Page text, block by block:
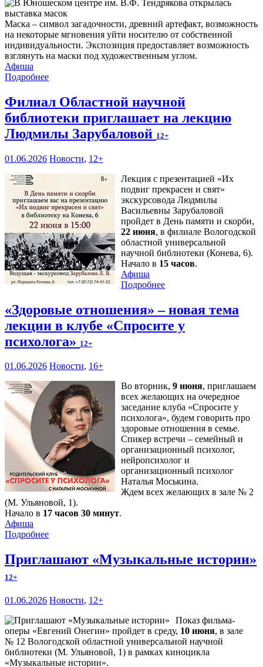
Маска – символ загадочности, древний артефакт, возможность
на некоторые мгновения уйти носителю от собственной
индивидуальности. Экспозиция предоставляет возможность
взглянуть на маски под художественным углом.
Афиша
Подробнее
Филиал Областной научной
библиотеки приглашает на лекцию
Людмилы Зарубаловой 12+
01.06.2026 Новости, 12+
Лекция с презентацией «Их
подвиг прекрасен и свят»
экскурсовода Людмилы
Васильевны Зарубаловой
пройдет в День памяти и скорби,
22 июня, в филиале Вологодской
областной универсальной
научной библиотеки (Конева, 6).
Начало в 15 часов.
Афиша
Подробнее
«Здоровые отношения» – новая тема
лекции в клубе «Спросите у
психолога» 12+
01.06.2026 Новости, 16+
Во вторник, 9 июня, приглашаем
всех желающих на очередное
заседание клуба «Спросите у
психолога», будем говорить про
здоровые отношения в семье.
Спикер встречи – семейный и
организационный психолог,
нейропсихолог и
организационный психолог
Наталья Моськина.
Ждем всех желающих в зале № 2
(М. Ульяновой, 1).
Начало в 17 часов 30 минут.
Афиша
Подробнее
Приглашают «Музыкальные истории»
12+
01.06.2026 Новости, 12+
Показ фильма-
оперы «Евгений Онегин» пройдет в среду, 10 июня, в зале
№ 12 Вологодской областной универсальной научной
библиотеки (М. Ульяновой, 1) в рамках киноцикла
«Музыкальные истории».